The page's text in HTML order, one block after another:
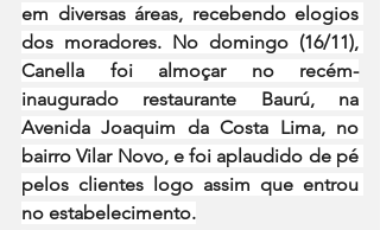
em diversas áreas, recebendo elogios
dos moradores. No domingo (16/11),
Canella foi almoçar no recém-
inaugurado restaurante Baurú, na
Avenida Joaquim da Costa Lima, no
bairro Vilar Novo, e foi aplaudido de pé
pelos clientes logo assim que entrou
no estabelecimento.